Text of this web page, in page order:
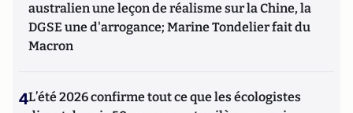
australien une leçon de réalisme sur la Chine, la
DGSE une d'arrogance; Marine Tondelier fait du
Macron
4L’été 2026 confirme tout ce que les écologistes